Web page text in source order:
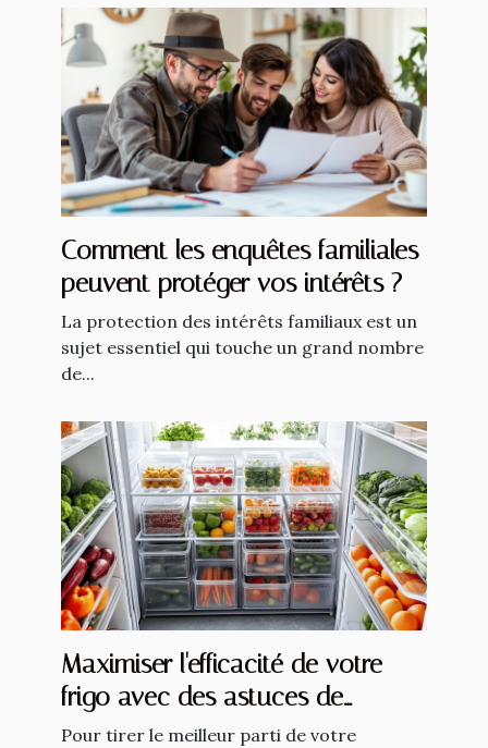
Comment les enquêtes familiales
peuvent protéger vos intérêts ?
La protection des intérêts familiaux est un
sujet essentiel qui touche un grand nombre
de...
Maximiser l'efficacité de votre
frigo avec des astuces de
rangement intelligent
Pour tirer le meilleur parti de votre